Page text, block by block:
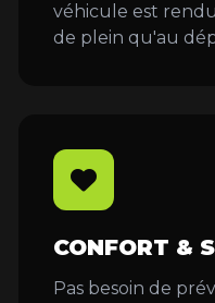
véhicule est
de plein qu'au
CONFORT &
Pas besoin de